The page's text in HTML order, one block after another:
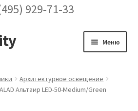
929-71-33
Меню
Архитектурное освещение
Альтаир LED-50-Medium/Green